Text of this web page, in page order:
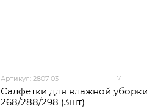
Артикул: 2807-03 7
Салфетки для влажной
268/288/298 (3шт)